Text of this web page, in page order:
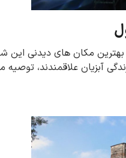
بهترین مکان های دیدنی این
آبزیان علاقمندند،